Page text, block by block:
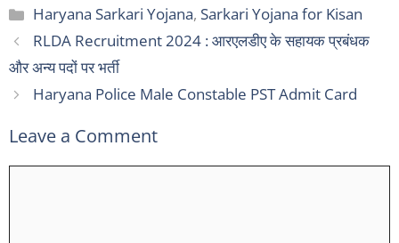
Categories
Haryana Sarkari Yojana, Sarkari Yojana for Kisan
RLDA Recruitment 2024 : आरएलडीए के सहायक प्रबंधक
और अन्य पदों पर भर्ती
Haryana Police Male Constable PST Admit Card
Leave a Comment